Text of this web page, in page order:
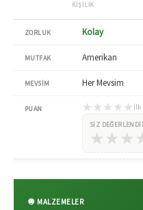
KİŞİLİK
ZORLUK Kolay
MUTFAK Amerikan
MEVSIM Her Mevsim
PUAN ★ ★ ★ ★ ★ İlk
SIZ
★ ★ ★
🧅 MALZEMELER